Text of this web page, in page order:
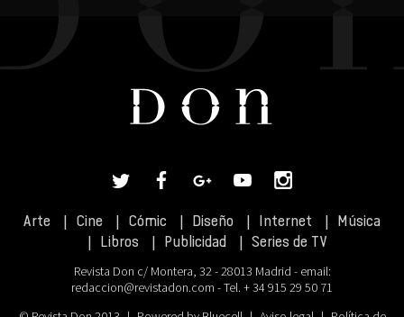
Arte Cine Cómic Diseño Internet
Música
Libros
Publicidad Series de TV
Revista Don c/ Montera, 32 - 28013 Madrid - email:
redaccion@revistadon.com - Tel. + 34 915 29 50 71